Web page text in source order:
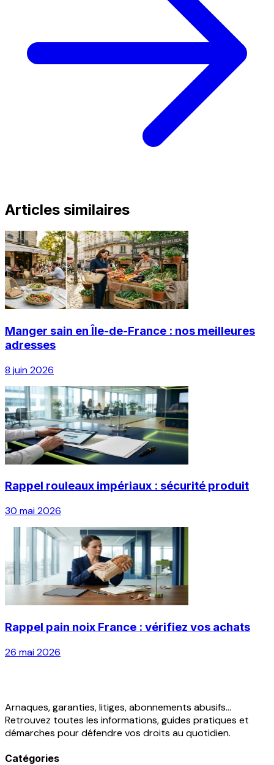
Articles similaires
Manger sain en Île-de-France : nos meilleures
adresses
8 juin 2026
Rappel rouleaux impériaux : sécurité produit
30 mai 2026
Rappel pain noix France : vérifiez vos achats
26 mai 2026
Arnaques, garanties, litiges, abonnements abusifs...
Retrouvez toutes les informations, guides pratiques et
démarches pour défendre vos droits au quotidien.
Catégories